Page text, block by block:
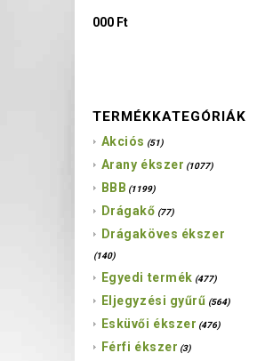
000 Ft
TERMÉKKATEGÓRIÁK
Akciós (51)
Arany ékszer (1077)
BBB (1199)
Drágakő (77)
Drágaköves ékszer
(140)
Egyedi termék (477)
Eljegyzési gyűrű (564)
Esküvői ékszer (476)
Férfi ékszer (3)